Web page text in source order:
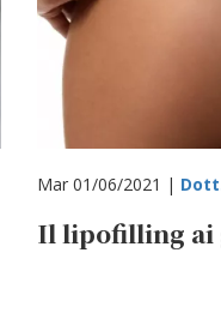
Mar 01/06/2021 |
Il lipofilling ai